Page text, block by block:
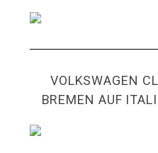
VOLKSWAGEN
BREMEN AUF